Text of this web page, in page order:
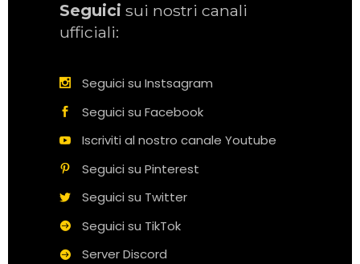
Seguici sui nostri canali
ufficiali:
Seguici su Instsagram
Seguici su Facebook
Iscriviti al nostro canale Youtube
Seguici su Pinterest
Seguici su Twitter
Seguici su TikTok
Server Discord